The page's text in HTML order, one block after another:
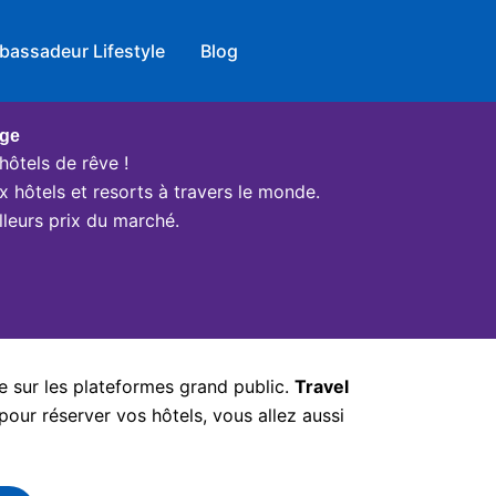
Lifestyle Blog
de rêve !
hôtels et resorts à travers le monde.
prix du marché.
sur les plateformes grand public. Travel
réserver vos hôtels, vous allez aussi